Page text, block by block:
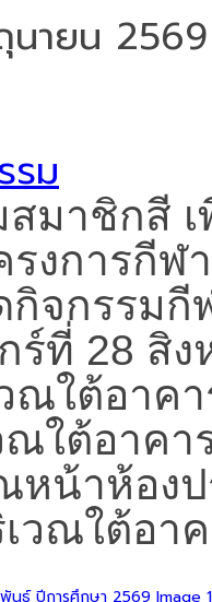
นายน 2569
รม
มาชิกสี
รงการกี
กิจกรรม
ร์ที่ 28 สิ
ณใต้อาคา
ณใต้อาคา
หน้าห้อง
เวณใต้อา